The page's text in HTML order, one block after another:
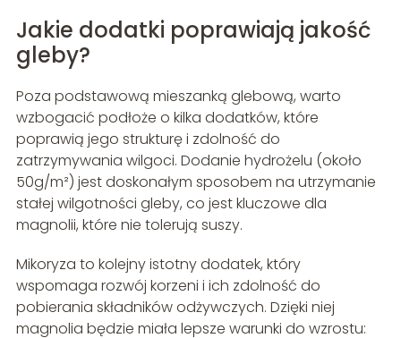
Jakie dodatki poprawiają jakość
gleby?
Poza podstawową mieszanką glebową, warto
wzbogacić podłoże o kilka dodatków, które
poprawią jego strukturę i zdolność do
zatrzymywania wilgoci. Dodanie hydrożelu (około
50g/m²) jest doskonałym sposobem na utrzymanie
stałej wilgotności gleby, co jest kluczowe dla
magnolii, które nie tolerują suszy.
Mikoryza to kolejny istotny dodatek, który
wspomaga rozwój korzeni i ich zdolność do
pobierania składników odżywczych. Dzięki niej
magnolia będzie miała lepsze warunki do wzrostu: